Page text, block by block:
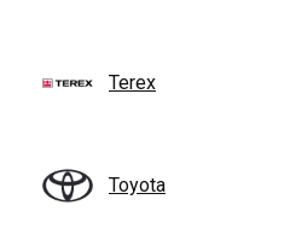
Terex
Toyota